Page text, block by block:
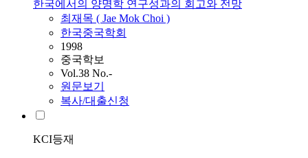
한국에서의 양명학 연구성과의 회고와 전망
최재목 ( Jae Mok Choi )
한국중국학회
1998
중국학보
Vol.38 No.-
원문보기
복사/대출신청
KCI등재